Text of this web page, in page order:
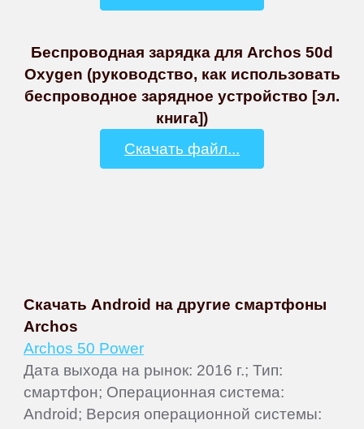
Беспроводная зарядка для Archos 50d
Oxygen (руководство, как использовать
беспроводное зарядное устройство [эл.
книга])
Скачать файл...
Скачать Android на другие смартфоны
Archos
Archos 50 Power
Дата выхода на рынок: 2016 г.; Тип:
смартфон; Операционная система:
Android; Версия операционной системы: